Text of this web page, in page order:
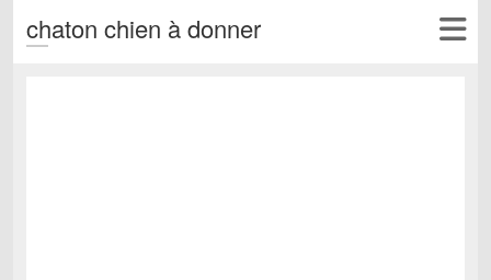
chaton chien à donner